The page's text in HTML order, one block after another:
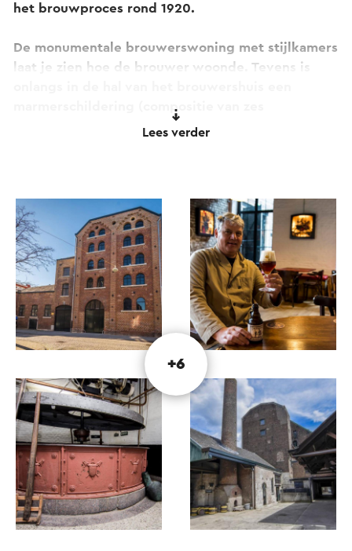
het brouwproces rond 1920.
De monumentale brouwerswoning met stijlkamers
laat je zien hoe de brouwer woonde. Tevens is
marmerschildering (compositie van zes
marmersoorten) prachtig gerestaureerd.
rijksmonument (nu bekroond met het Europese
Industriana-erfgoedlabel) onder leiding van een
deskundige gids wordt natuurlijk in stijl afgerond
met een bierproeverij in één van de twee
gezellige gelagkamers.
De gids vertelt je over het vroegere
ambachtelijke brouwproces en toont zowel de
brouwerij, bottelarij, mouterij alsook de statige
brouwerswoning. Na afloop wordt er afgesloten
met een bierproeverij met twee speciaalbieren
inclusief zoutjes en kaas.
Een groep (vanaf zes personen) kan op alle dagen
een reservering aanvragen via de website
(minimum groep € 84,-). De individuele prijs
bedraagt € 14,- per persoon inclusief twee
Lees verder
+6